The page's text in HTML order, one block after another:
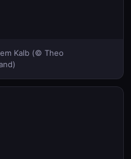
Kalb (© Theo